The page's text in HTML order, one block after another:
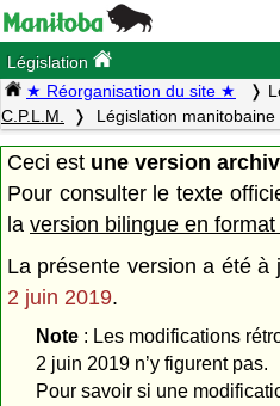
Législation
★ Réorganisation du site ★
C.P.L.M.
Législation manitobaine
Ceci est une version
Pour consulter le texte
la version bilingue en format
La présente version a été à
2 juin 2019.
Note: Les modifications
2 juin 2019 n’y figurent pas.
Pour savoir si une